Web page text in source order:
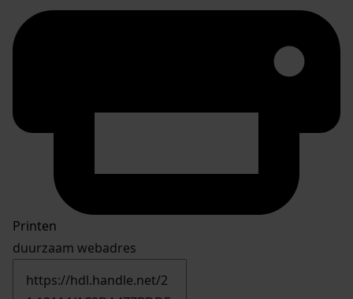
Printen
duurzaam webadres